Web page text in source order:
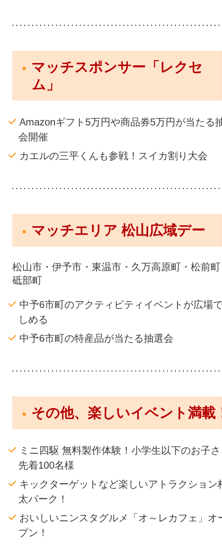
マッチスポンサー「レクセ
ム」
Amazonギフト5万円や商品券5万円が当たる
会開催
カエルの三平くんも参戦！スイカ割り大会
マッチエリア 松山広域デー
松山市・伊予市・東温市・久万高原町・松前
砥部町
中予6市町のアクティビティイベントが広場
しめる
中予6市町の特産品が当たる抽選会
その他、楽しいイベント満載
ミニ四駆 無料製作体験！小学生以下のお子
先着100名様
キックターゲットなど楽しいアトラクション
太パーク！
おいしいニンスタグルメ「オ～レカフェ」オ
プン！